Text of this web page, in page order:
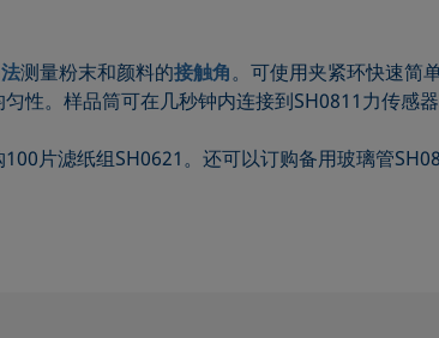
测量粉末和颜料的接触角。可使用夹紧环快速简
性。样品筒可在几秒钟内连接到SH0811力传感
片滤纸组SH0621。还可以订购备用玻璃管